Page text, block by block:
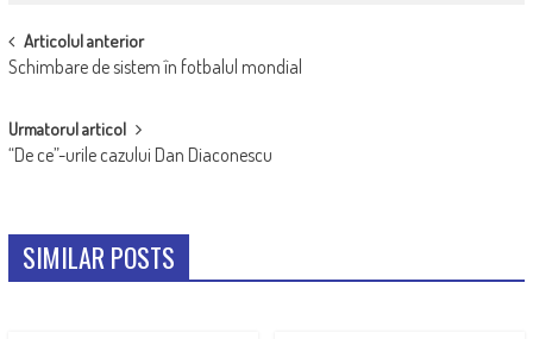
POST
NAVIGATION
Articolul anterior
Schimbare de sistem în fotbalul mondial
Urmatorul articol
“De ce”-urile cazului Dan Diaconescu
SIMILAR POSTS